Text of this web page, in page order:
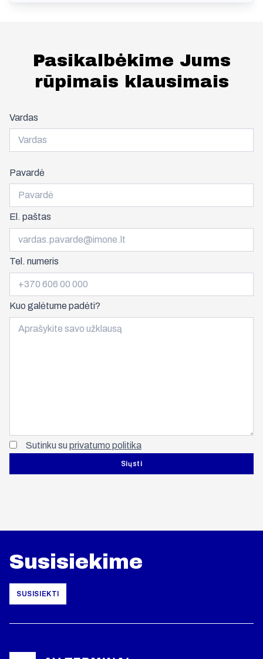
Pasikalbėkime Jums
rūpimais klausimais
Vardas
Pavardė
El. paštas
Tel. numeris
Kuo galėtume padėti?
Sutinku su privatumo politika
Susisiekime
SUSISIEKTI